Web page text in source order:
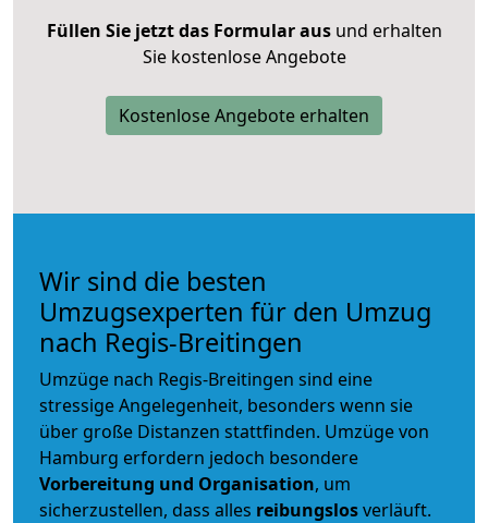
Füllen Sie jetzt das Formular ausund erhalten
Sie kostenlose Angebote
Kostenlose Angebote erhalten
Wir sind die besten
Umzugsexperten für den Umzug
nach Regis-Breitingen
Umzüge nach Regis-Breitingen sind eine
stressige Angelegenheit, besonders wenn sie
über große Distanzen stattfinden. Umzüge von
Hamburg erfordern jedoch besondere
Vorbereitung und Organisation, um
sicherzustellen, dass alles reibungslosverläuft.